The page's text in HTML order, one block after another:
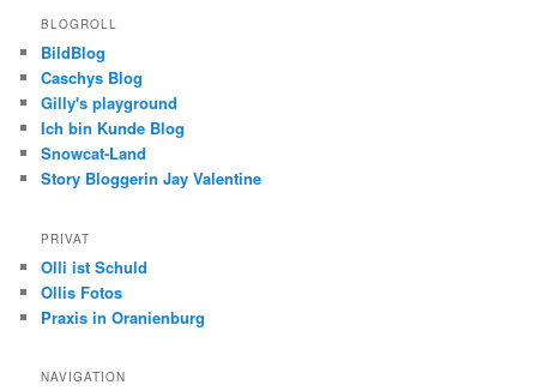
BLOGROLL
BildBlog
Caschys Blog
Gilly's playground
Ich bin Kunde Blog
Snowcat-Land
Story Bloggerin Jay Valentine
PRIVAT
Olli ist Schuld
Ollis Fotos
Praxis in Oranienburg
NAVIGATION